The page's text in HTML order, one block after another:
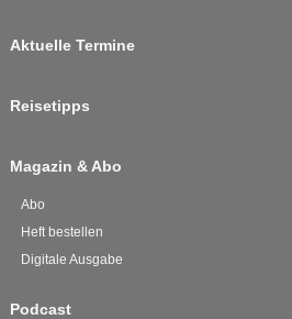
Aktuelle Termine
Reisetipps
Magazin & Abo
Abo
Heft bestellen
Digitale Ausgabe
Podcast